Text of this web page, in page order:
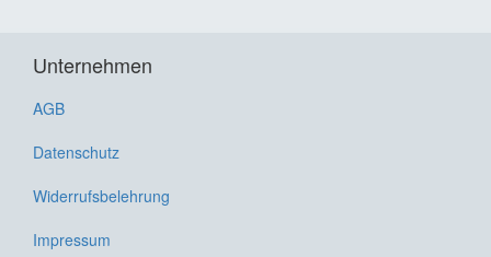
Unternehmen
AGB
Datenschutz
Widerrufsbelehrung
Impressum